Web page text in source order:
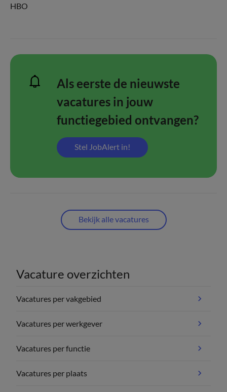
HBO
Als eerste de nieuwste
vacatures in jouw
functiegebied ontvangen?
Stel JobAlert in!
Bekijk alle vacatures
Vacature overzichten
Vacatures per vakgebied
Vacatures per werkgever
Vacatures per functie
Vacatures per plaats